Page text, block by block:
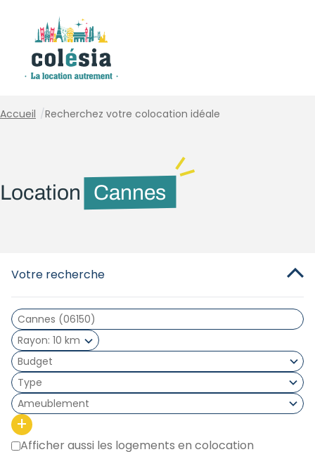
Accueil /Recherchez votre colocation idéale
Location Cannes
Votre recherche
Rayon 10 km
Type
Ameublement
+
Afficher aussi les logements en colocation